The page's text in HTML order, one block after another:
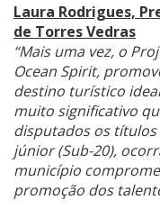
Laura Rodrigues,
de Torres Vedras
“Mais uma vez, o
Ocean Spirit,
destino turístico
muito significativo
disputados os
júnior (Sub-20),
município
promoção dos